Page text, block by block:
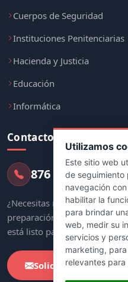
Utilizamos
Este sitio web
de seguimiento
navegación
habilitar la
para brindar
web, medir su
servicios y
marketing,
relevantes para
Cuerpos de Seguridad
Instituciones Penitenciarias
Hacienda y Justicia
Educación
Informática
Contacto
876 247 237
¿Necesitas más información
preparación? Nuestro equipo
está listo para ayudarte.
Solicitar